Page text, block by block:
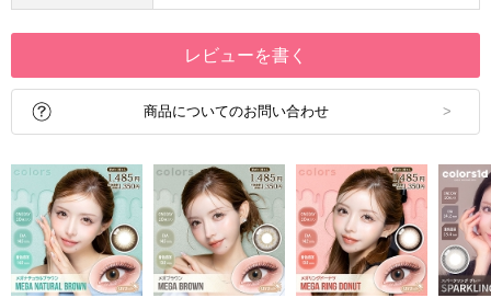
レビューを書く
商品についてのお問い合わせ